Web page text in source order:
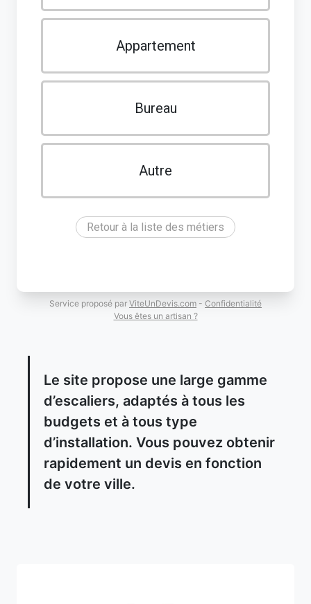
Appartement
Bureau
Autre
Retour à la liste des métiers
Service proposé par ViteUnDevis.com - Confidentialité
Vous êtes un artisan ?
Le site propose une large gamme
d’escaliers, adaptés à tous les
budgets et à tous type
d’installation. Vous pouvez obtenir
rapidement un devis en fonction
de votre ville.